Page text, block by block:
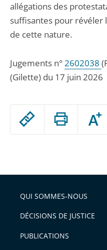
Passer
arriver
après
ou
l'article
pour
avant
allégations des
suffisantes pour révéler
de cette nature.
Jugements n°2602038
(Gilette) du 17 juin 2026
QUI SOMMES-NOUS
DÉCISIONS DE JUSTICE
PUBLICATIONS